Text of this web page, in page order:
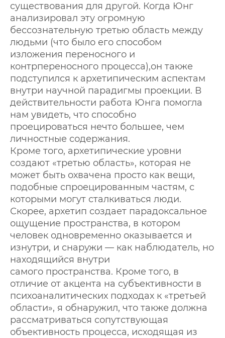
существования для другой. Когда Юнг
анализировал эту огромную
бессознательную третью область между
людьми (что было его способом
изложения переносного и
контрпереносного процесса),он также
подступился к архетипическим аспектам
внутри научной парадигмы проекции. В
действительности работа Юнга помогла
нам увидеть, что способно
проецироваться нечто большее, чем
личностные содержания.
Кроме того, архетипические уровни
создают «третью область», которая не
может быть охвачена просто как вещи,
подобные спроецированным частям, с
которыми могут сталкиваться люди.
Скорее, архетип создает парадоксальное
ощущение пространства, в котором
человек одновременно оказывается и
изнутри, и снаружи — как наблюдатель, но
находящийся внутри
самого пространства. Кроме того, в
отличие от акцента на субъективности в
психоаналитических подходах к «третьей
области», я обнаружил, что также должна
рассматриваться сопутствующая
объективность процесса, исходящая из